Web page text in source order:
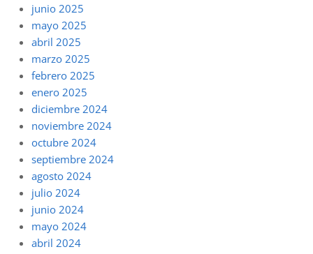
junio 2025
mayo 2025
abril 2025
marzo 2025
febrero 2025
enero 2025
diciembre 2024
noviembre 2024
octubre 2024
septiembre 2024
agosto 2024
julio 2024
junio 2024
mayo 2024
abril 2024